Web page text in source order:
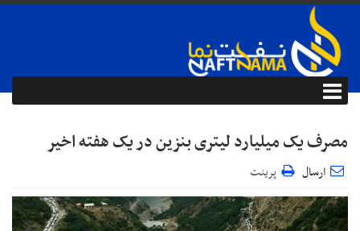
مصرف یک میلیارد لیتری بنزین در یک هفته اخیر
ارسال پرینت